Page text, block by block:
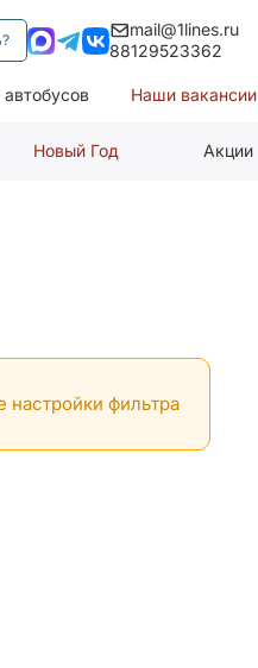
mail@1lines.ru
88129523362
Наши вакансии
Новый Год Акции
фильтра